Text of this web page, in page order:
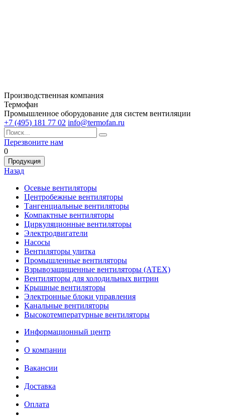
Производственная компания
Термофан
Промышленное оборудование для систем вентиляции
+7 (495) 181 77 02 info@termofan.ru
Перезвоните нам
0
Продукция
Назад
Осевые вентиляторы
Центробежные вентиляторы
Тангенциальные вентиляторы
Компактные вентиляторы
Циркуляционные вентиляторы
Электродвигатели
Насосы
Вентиляторы улитка
Промышленные вентиляторы
Взрывозащищенные вентиляторы (АТЕХ)
Вентиляторы для холодильных витрин
Крышные вентиляторы
Электронные блоки управления
Канальные вентиляторы
Высокотемпературные вентиляторы
Информационный центр
О компании
Вакансии
Доставка
Оплата